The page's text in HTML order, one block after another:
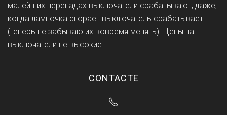
малейших перепадах выключатели срабатывают, даже,
когда лампочка сгорает выключатель срабатывает
(теперь не забываю их вовремя менять). Цены на
выключатели не высокие.
CONTACTE